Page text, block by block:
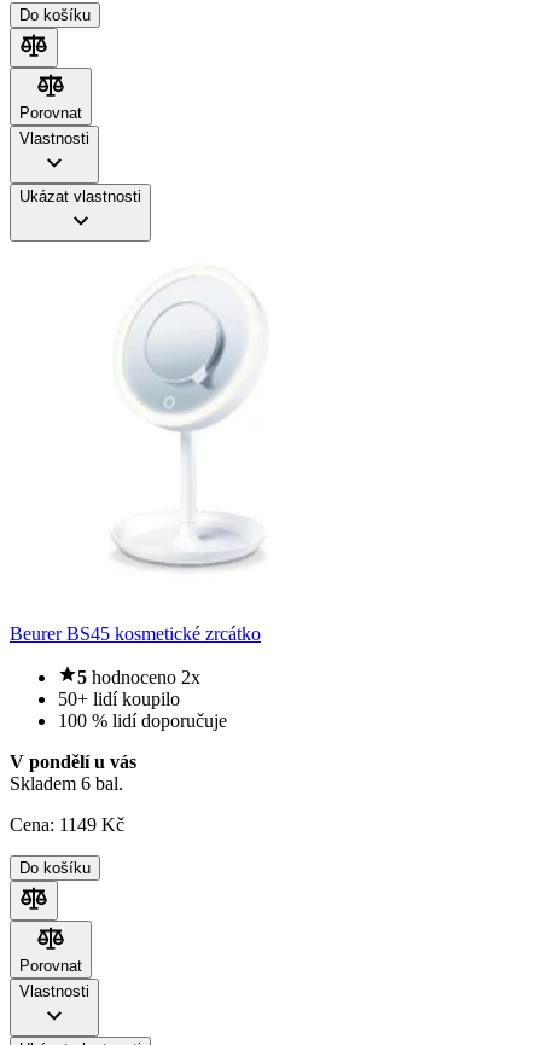
Do košíku
Porovnat
Porovnat
Vlastnosti
Ukázat vlastnosti
Beurer BS45 kosmetické zrcátko
5 hodnoceno 2x
50+ lidí koupilo
100 % lidí doporučuje
V pondělí u vás
Skladem 6 bal.
Cena: 1149 Kč
Do košíku
Porovnat
Porovnat
Vlastnosti